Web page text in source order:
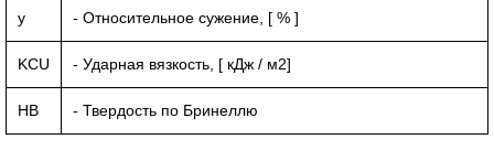
y - Относительное сужение, [ % ]
KCU - Ударная вязкость, [ кДж / м2]
HB - Твердость по Бринеллю